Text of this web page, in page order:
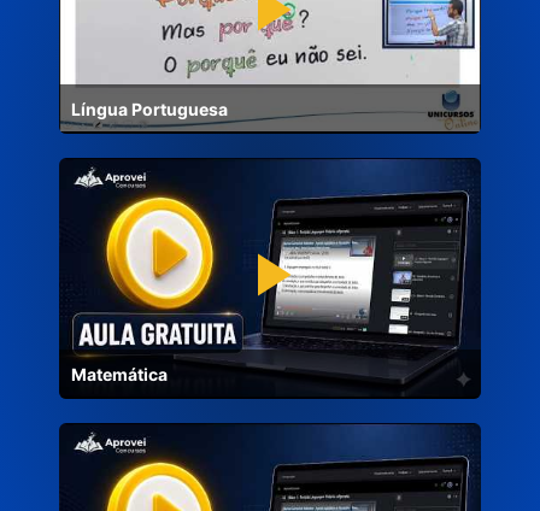
Língua Portuguesa
Matemática